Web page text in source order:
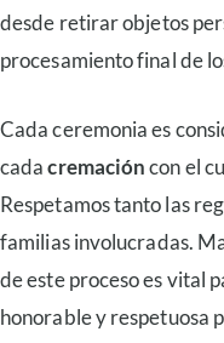
desde retirar objetos
procesamiento final de
Cada ceremonia es
cadacremacióncon el
Respetamos tanto las
familias involucradas.
de este proceso es vital
honorable y respetuosa